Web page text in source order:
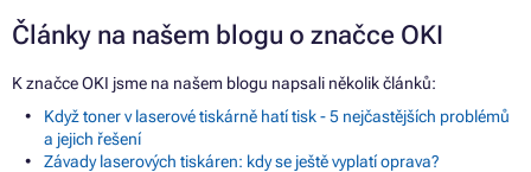
Články na našem blogu o značce OKI
K značce OKI jsme na našem blogu napsali několik článků:
Když toner v laserové tiskárně hatí tisk - 5 nejčastějších problémů
a jejich řešení
Závady laserových tiskáren: kdy se ještě vyplatí oprava?